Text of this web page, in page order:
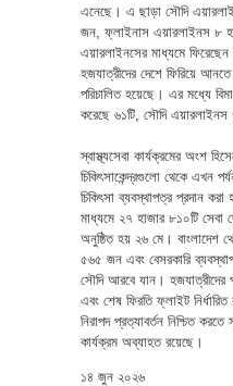
এনেছে। এ ছাড়া সৌদি
জন, ফ্লাইনাস এয়ারলাইনস ৮
এয়ারলাইনসের মাধ্যমে
হজযাত্রীদের দেশে ফিরিয়ে
পরিচালিত হয়েছে। এর মধ্যে
করেছে ৬১টি, সৌদি
স্বাস্থ্যসেবা কার্যক্রমের অংশ
চিকিৎসাকেন্দ্রগুলো থেকে এখন
চিকিৎসা ব্যবস্থাপত্র প্রদান
মাধ্যমে ২৭ হাজার ৮১০টি সেবা
অনুষ্ঠিত হয় ২৬ মে। বাংলাদেশ
৫৬৫ জন এবং বেসরকারি
সৌদি আরবে যান।
এবং শেষ ফিরতি ফ্লাইট
নিরাপদ প্রত্যাবর্তন নিশ্চিত
কার্যক্রম অব্যাহত রয়েছে।
১৪ জুন ২০২৬